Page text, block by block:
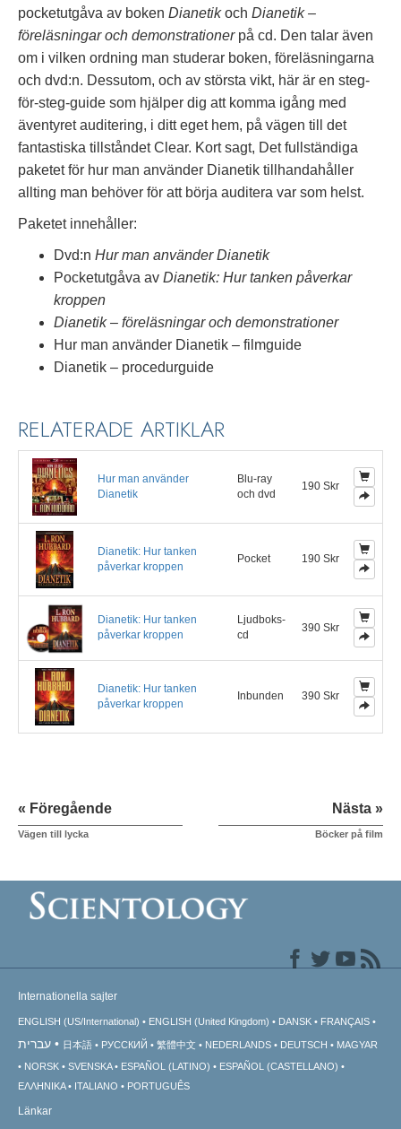
pocketutgåva av boken Dianetikoch Dianetik –
föreläsningar och demonstrationerpå cd. Den talar även
om i vilken ordning man studerar boken, föreläsningarna
och dvd:n. Dessutom, och av största vikt, här är en steg-
för-steg-guide som hjälper dig att komma igång med
äventyret auditering, i ditt eget hem, på vägen till det
fantastiska tillståndet Clear. Kort sagt, Det fullständiga
paketet för hur man använder Dianetik tillhandahåller
allting man behöver för att börja auditera var som helst.
Paketet innehåller:
Dvd:n Hur man använder Dianetik
Pocketutgåva av Dianetik: Hur tanken påverkar
kroppen
Dianetik – föreläsningar och demonstrationer
Hur man använder Dianetik – filmguide
Dianetik – procedurguide
RELATERADE ARTIKLAR
Hur man använder
Dianetik
Blu-ray
och dvd
190 Skr
Dianetik: Hur tanken
påverkar kroppen
Pocket 190 Skr
Dianetik: Hur tanken
påverkar kroppen
Ljudboks-
cd
390 Skr
Dianetik: Hur tanken
påverkar kroppen
Inbunden 390 Skr
« Föregående
Vägen till lycka
Nästa »
Böcker på film
Internationella sajter
ENGLISH (US/International) ENGLISH (United Kingdom) DANSK FRANÇAIS
עברית 日本語 РУССКИЙ 繁體中文 NEDERLANDS DEUTSCH
MAGYAR
NORSK
SVENSKA ESPAÑOL (LATINO)
ESPAÑOL (CASTELLANO)
ΕΛΛΗΝΙΚA
ITALIANO PORTUGUÊS
Länkar